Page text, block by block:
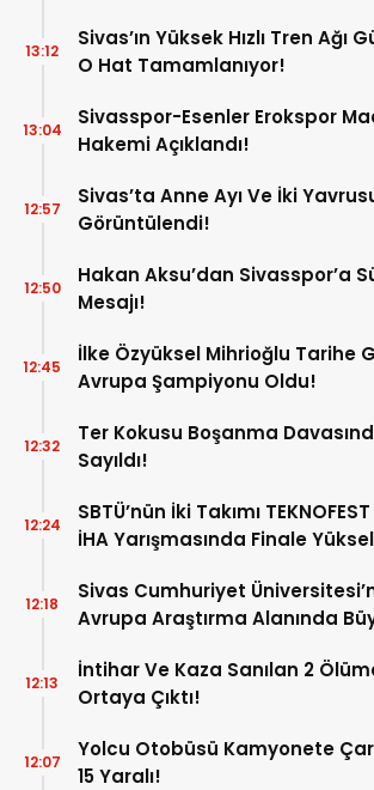
Sivas’ın Yüksek Hızlı Tren Ağı
O Hat Tamamlanıyor!
13:12
Sivasspor-Esenler Erokspor
Hakemi Açıklandı!
13:04
Sivas’ta Anne Ayı Ve İki
Görüntülendi!
12:57
Hakan Aksu’dan Sivasspor’a
Mesajı!
12:50
İlke Özyüksel Mihrioğlu Tarihe
Avrupa Şampiyonu Oldu!
12:45
Ter Kokusu Boşanma
Sayıldı!
12:32
SBTÜ’nün İki Takımı
İHA Yarışmasında Finale
12:24
Sivas Cumhuriyet
Avrupa Araştırma Alanında
12:18
İntihar Ve Kaza Sanılan 2
Ortaya Çıktı!
12:13
Yolcu Otobüsü Kamyonete
15 Yaralı!
12:07